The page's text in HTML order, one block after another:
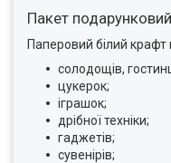
Пакет
Паперовий білий
солодощів,
цукерок;
іграшок;
дрібної техніки;
гаджетів;
сувенірів;